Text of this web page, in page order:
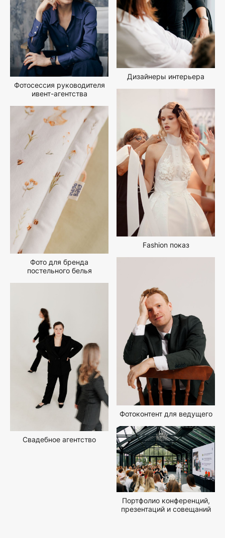
Дизайнеры интерьера
Фотосессия руководителя
ивент-агентства
Fashion показ
Фото для бренда
постельного белья
Фотоконтент для ведущего
Свадебное агентство
Портфолио конференций,
презентаций и совещаний